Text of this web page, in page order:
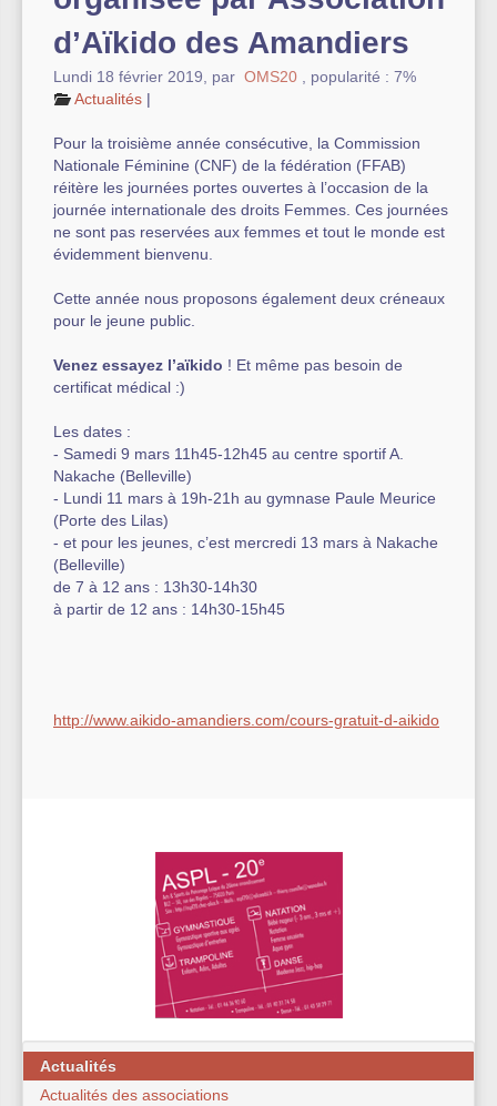
Autre équipement sportif
Actualités des associations
d’Aïkido des Amandiers
Lundi 18 février 2019 par OMS20
popularité : 7%
Actualités |
Pour la troisième année consécutive, la Commission
Nationale Féminine (CNF) de la fédération (FFAB)
réitère les journées portes ouvertes à l’occasion de la
journée internationale des droits Femmes. Ces journées
ne sont pas reservées aux femmes et tout le monde est
évidemment bienvenu.
Cette année nous proposons également deux créneaux
pour le jeune public.
Venez essayez l’aïkido ! Et même pas besoin de
certificat médical :)
Les dates :
- Samedi 9 mars 11h45-12h45 au centre sportif A.
Nakache (Belleville)
- Lundi 11 mars à 19h-21h au gymnase Paule Meurice
(Porte des Lilas)
- et pour les jeunes, c’est mercredi 13 mars à Nakache
(Belleville)
de 7 à 12 ans : 13h30-14h30
à partir de 12 ans : 14h30-15h45
http://www.aikido-amandiers.com/cours-gratuit-d-aikido
Actualités
Actualités des associations